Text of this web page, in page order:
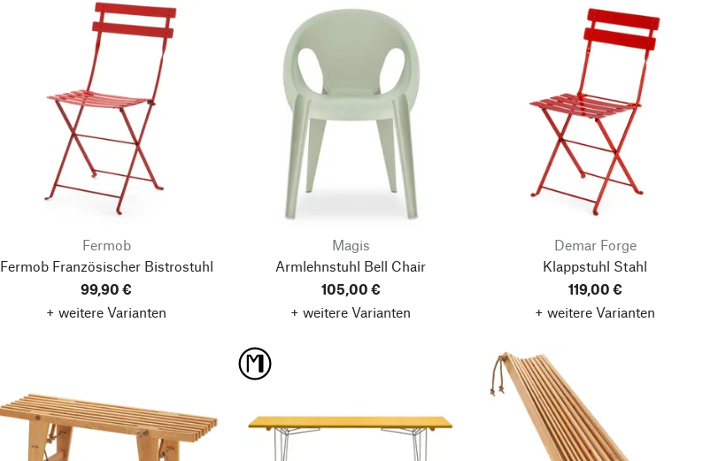
Fermob
Fermob Französischer Bistrostuhl
99,90 €
+ weitere Varianten
Magis
Armlehnstuhl Bell Chair
105,00 €
+ weitere Varianten
Demar Forge
Klappstuhl Stahl
119,00 €
+ weitere Varianten